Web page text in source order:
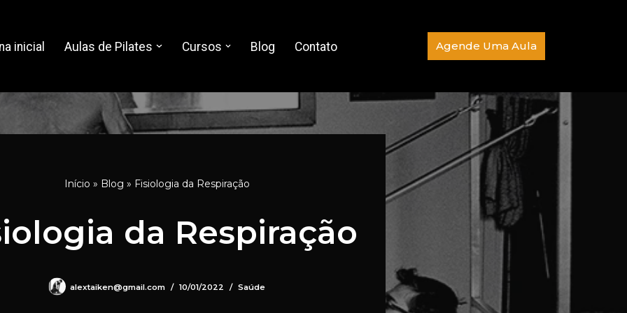
inicial Aulas de Pilates Cursos Blog Contato Agende Uma Aula
Início » Blog » Fisiologia da Respiração
da Respiração
alextaiken@gmail.com 10/01/2022 Saúde